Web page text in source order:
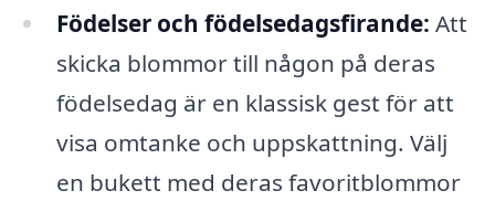
Födelser och födelsedagsfirande: Att
skicka blommor till någon på deras
födelsedag är en klassisk gest för att
visa omtanke och uppskattning. Välj
en bukett med deras favoritblommor